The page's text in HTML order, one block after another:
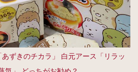
ずきのチカラ」 白元アース「リラッ